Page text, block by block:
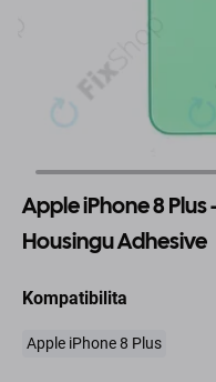
Apple iPhone 8
Housingu Adhesive
Kompatibilita
Apple iPhone 8 Plus